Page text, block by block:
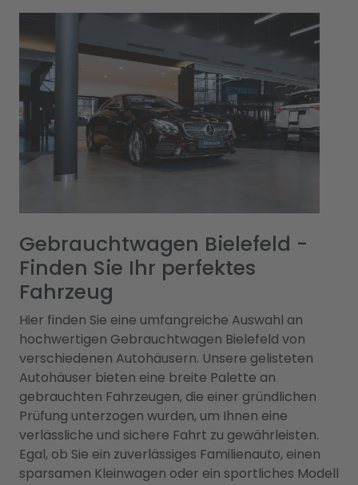
Gebrauchtwagen Bielefeld -
Finden Sie Ihr perfektes
Fahrzeug
Hier finden Sie eine umfangreiche Auswahl an
hochwertigen Gebrauchtwagen Bielefeld von
verschiedenen Autohäusern. Unsere gelisteten
Autohäuser bieten eine breite Palette an
gebrauchten Fahrzeugen, die einer gründlichen
Prüfung unterzogen wurden, um Ihnen eine
verlässliche und sichere Fahrt zu gewährleisten.
Egal, ob Sie ein zuverlässiges Familienauto, einen
sparsamen Kleinwagen oder ein sportliches Modell